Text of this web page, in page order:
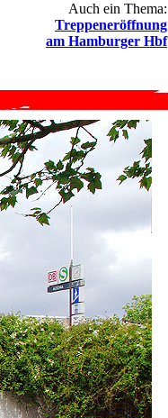
Auch ein Thema:
Treppeneröffnung
am Hamburger Hbf